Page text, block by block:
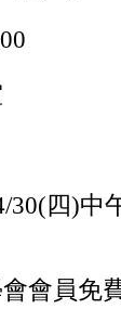
30(四)中
會員免